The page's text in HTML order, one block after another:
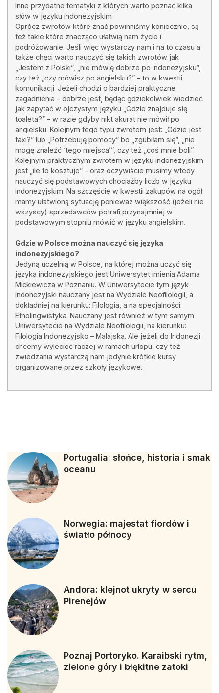
Inne przydatne tematyki z których warto poznać kilka
słów w języku indonezyjskim
Oprócz zwrotów które znać powinniśmy koniecznie, są
też takie które znacząco ułatwią nam życie i
podróżowanie. Jeśli więc wystarczy nam i na to czasu a
także chęci warto nauczyć się takich zwrotów jak
„Jestem z Polski”, „nie mówię dobrze po indonezyjsku”,
czy też „czy mówisz po angielsku?” – to w kwestii
komunikacji. Jeżeli chodzi o bardziej praktyczne
zagadnienia – dobrze jest, będąc gdziekolwiek wiedzieć
jak zapytać w ojczystym języku „Gdzie znajduje się
toaleta?” – w razie gdyby nikt akurat nie mówił po
angielsku. Kolejnym tego typu zwrotem jest: „Gdzie jest
taxi?” lub „Potrzebuję pomocy” bo „zgubiłam się”, „nie
mogę znaleźć ‘tego miejsca’”, czy też „coś mnie boli”.
Kolejnym praktycznym zwrotem w języku indonezyjskim
jest „ile to kosztuje” – oraz oczywiście musimy wtedy
nauczyć się podstawowych chociażby liczb w języku
indonezyjskim. Na szczęście w kwestii zakupów na ogół
mamy ułatwioną sytuację ponieważ większość (jeżeli nie
wszyscy) sprzedawców potrafi przynajmniej w
podstawowym stopniu mówić w języku angielskim.
Gdzie w Polsce można nauczyć się języka
indonezyjskiego?
Jedyną uczelnią w Polsce, na której można uczyć się
języka indonezyjskiego jest Uniwersytet imienia Adama
Mickiewicza w Poznaniu. W Uniwersytecie tym język
indonezyjski nauczany jest na Wydziale Neofilologii, a
dokładniej na kierunku: Filologia, a na specjalności:
Etnolingwistyka. Nauczany jest również w tym samym
Uniwersytecie na Wydziale Neofilologii, na kierunku:
Filologia Indonezyjsko – Malajska. Ale jeżeli do Indonezji
chcemy wylecieć raczej w ramach urlopu, czy też
zwiedzania wystarczą nam jedynie krótkie kursy
organizowane przez szkoły językowe.
Portugalia: słońce, historia i smak
oceanu
Norwegia: majestat fiordów i
światło północy
Andora: klejnot ukryty w sercu
Pirenejów
Poznaj Portoryko. Karaibski rytm,
zielone góry i błękitne zatoki